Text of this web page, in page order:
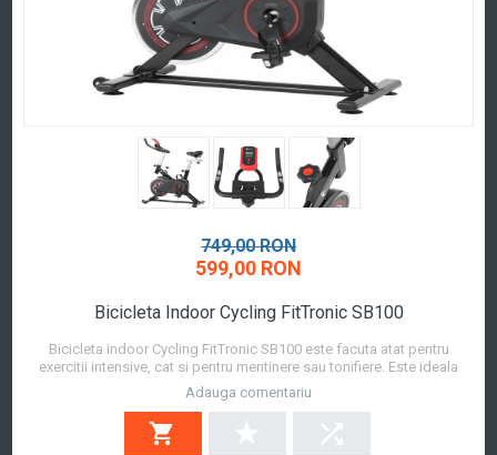
749,00 RON
599,00 RON
Bicicleta Indoor Cycling FitTronic SB100
Bicicleta indoor Cycling FitTronic SB100 este facuta atat pentru
exercitii intensive, cat si pentru mentinere sau tonifiere. Este ideala
pentru acasa, avand un display ce afiseaza viteza, timp, distanta,
calorii si puls. Cu ajutorul volantei de 8 kg, puteti face exercitii pentru
slabire, rezul...
Afla mai mult
Adauga comentariu